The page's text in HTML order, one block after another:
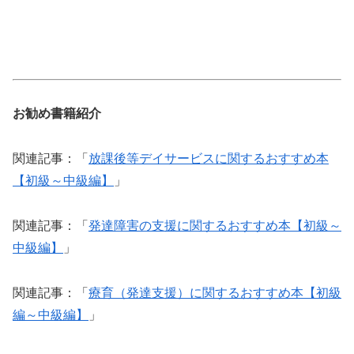
お勧め書籍紹介
関連記事：「 放課後等デイサービスに関するおすすめ本
【初級～中級編】
」
関連記事：「 発達障害の支援に関するおすすめ本【初級～
中級編】
」
関連記事：「 療育（発達支援）に関するおすすめ本【初級
編～中級編】
」